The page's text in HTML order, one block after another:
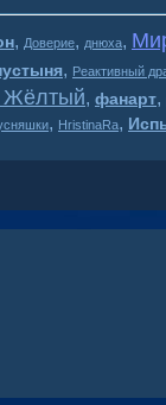
, Доверие, днюха,
, Реактивный
Жёлтый, фанарт,
, HristinaRa,